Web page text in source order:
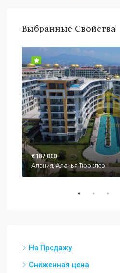
Выбранные Свойства
€187,000
Алания, Аланья Тюрклер
На Продажу
Сниженная цена